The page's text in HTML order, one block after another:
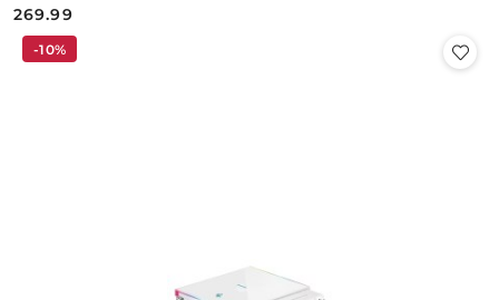
Cena:
269.99
-10%